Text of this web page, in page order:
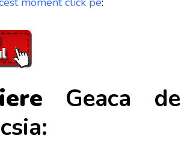
Geaca de